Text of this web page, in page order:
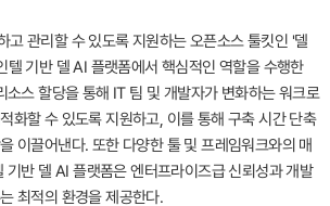
고 관리할 수 있도록 지원하는 오픈소스 툴킷인 '델
기반 델 AI 플랫폼에서 핵심적인 역할을 수행한
소스 할당을 통해 IT 팀 및 개발자가 변화하는 워크로
화할 수 있도록 지원하고, 이를 통해 구축 시간 단축
이끌어낸다. 또한 다양한 툴 및 프레임워크와의 매
기반 델 AI 플랫폼은 엔터프라이즈급 신뢰성과 개발
최적의 환경을 제공한다.